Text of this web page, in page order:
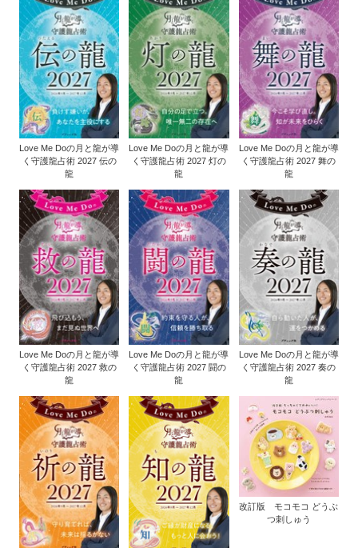
Love Me Doの月と龍が導
く守護龍占術 2027 伝の
龍
Love Me Doの月と龍が導
く守護龍占術 2027 灯の
龍
Love Me Doの月と龍が導
く守護龍占術 2027 舞の
龍
Love Me Doの月と龍が導
く守護龍占術 2027 救の
龍
Love Me Doの月と龍が導
く守護龍占術 2027 闘の
龍
Love Me Doの月と龍が導
く守護龍占術 2027 奏の
龍
改訂版 モコモコ どうぶ
つ刺しゅう